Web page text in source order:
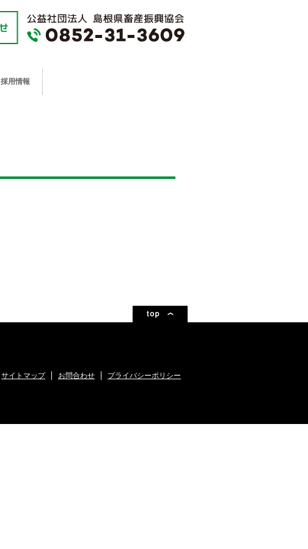
採用情報
サイトマップ お問合わせ プライバシーポリシー